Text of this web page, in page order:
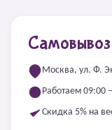
Самовывоз
Москва, ул. Ф.
Работаем 09:00
Скидка 5% на